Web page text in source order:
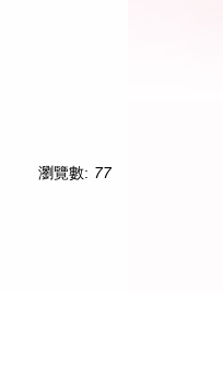
瀏覽數: 77